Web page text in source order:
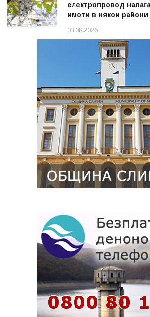
електропровод
имоти в някои
03.08.2026